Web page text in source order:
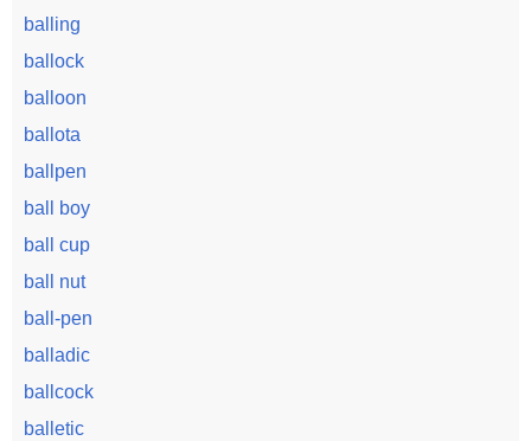
balling
ballock
balloon
ballota
ballpen
ball boy
ball cup
ball nut
ball-pen
balladic
ballcock
balletic